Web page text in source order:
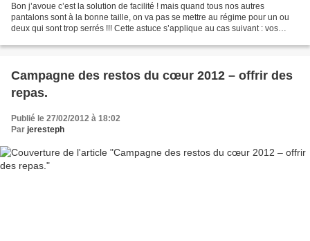
Bon j’avoue c’est la solution de facilité ! mais quand tous nos autres
pantalons sont à la bonne taille, on va pas se mettre au régime pour un ou
deux qui sont trop serrés !!! Cette astuce s’applique au cas suivant : vos
Campagne des restos du cœur 2012 – offrir des
repas.
Publié le 27/02/2012 à 18:02
Par jeresteph